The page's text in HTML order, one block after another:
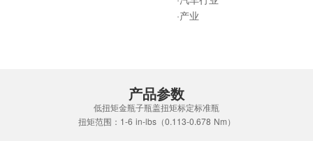
·产业
产品参数
低扭矩金瓶子瓶盖扭矩标定标准瓶
扭矩范围：1-6 in-lbs（0.113-0.678 Nm）